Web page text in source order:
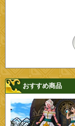
おすすめ商品